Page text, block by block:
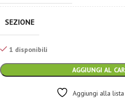
SEZIONE
1 disponibili
AGGIUNGI AL
Aggiungi alla